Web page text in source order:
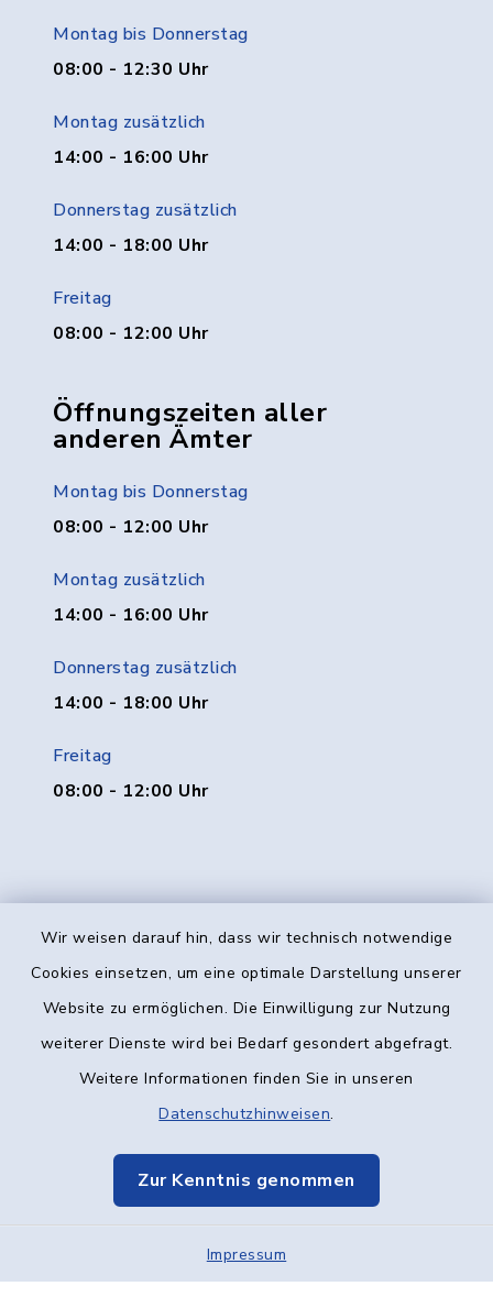
Wir weisen darauf hin, dass wir technisch notwendige
Cookies einsetzen, um eine optimale Darstellung unserer
Website zu ermöglichen. Die Einwilligung zur Nutzung
weiterer Dienste wird bei Bedarf gesondert abgefragt.
Weitere Informationen finden Sie in unseren
Datenschutzhinweisen.
Zur Kenntnis genommen
Impressum
Montag bis Donnerstag
08:00 - 12:30 Uhr
Montag zusätzlich
14:00 - 16:00 Uhr
Donnerstag zusätzlich
14:00 - 18:00 Uhr
Freitag
08:00 - 12:00 Uhr
Öffnungszeiten aller
anderen Ämter
Montag bis Donnerstag
08:00 - 12:00 Uhr
Montag zusätzlich
14:00 - 16:00 Uhr
Donnerstag zusätzlich
14:00 - 18:00 Uhr
Freitag
08:00 - 12:00 Uhr
Kontakt
Datenschutz
Elektronische Kommunikation
Sitemap